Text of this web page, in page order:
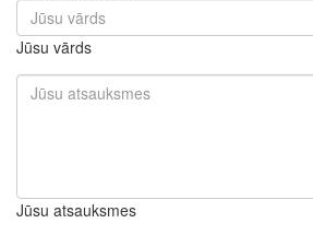
Jūsu vārds
Jūsu atsauksmes